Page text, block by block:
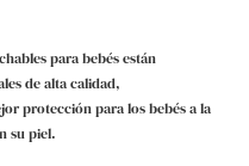
para bebés están
de alta calidad,
protección para los bebés a la
su piel.